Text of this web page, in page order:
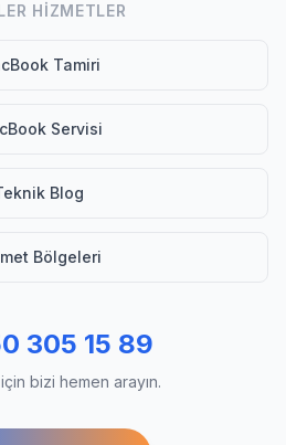
HIZMETLER
Tamiri
Servisi
Blog
Bölgeleri
305 15 89
bizi hemen arayın.